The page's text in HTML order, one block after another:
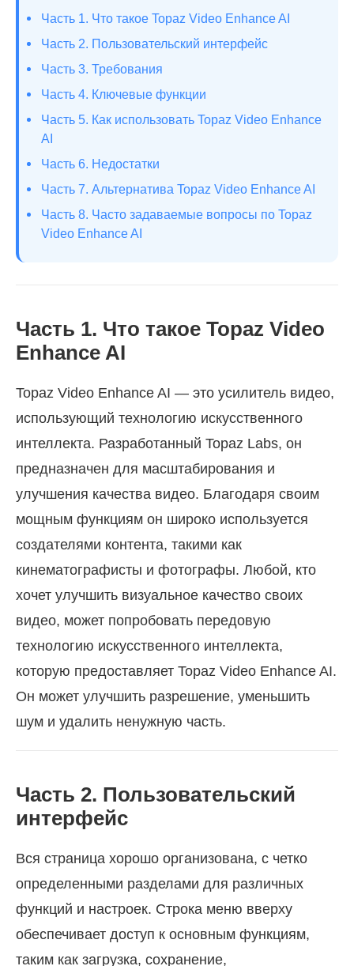
Часть 1. Что такое Topaz Video Enhance AI
Часть 2. Пользовательский интерфейс
Часть 3. Требования
Часть 4. Ключевые функции
Часть 5. Как использовать Topaz Video Enhance
AI
Часть 6. Недостатки
Часть 7. Альтернатива Topaz Video Enhance AI
Часть 8. Часто задаваемые вопросы по Topaz
Video Enhance AI
Часть 1. Что такое Topaz Video
Enhance AI
Topaz Video Enhance AI — это усилитель видео,
использующий технологию искусственного
интеллекта. Разработанный Topaz Labs, он
предназначен для масштабирования и
улучшения качества видео. Благодаря своим
мощным функциям он широко используется
создателями контента, такими как
кинематографисты и фотографы. Любой, кто
хочет улучшить визуальное качество своих
видео, может попробовать передовую
технологию искусственного интеллекта,
которую предоставляет Topaz Video Enhance AI.
Он может улучшить разрешение, уменьшить
шум и удалить ненужную часть.
Часть 2. Пользовательский
интерфейс
Вся страница хорошо организована, с четко
определенными разделами для различных
функций и настроек. Строка меню вверху
обеспечивает доступ к основным функциям,
таким как загрузка, сохранение,